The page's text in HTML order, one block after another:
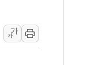
부 전 해상 풍랑주의보…10일까지
에 온열질환 사망 23명…정부, 비
가
가